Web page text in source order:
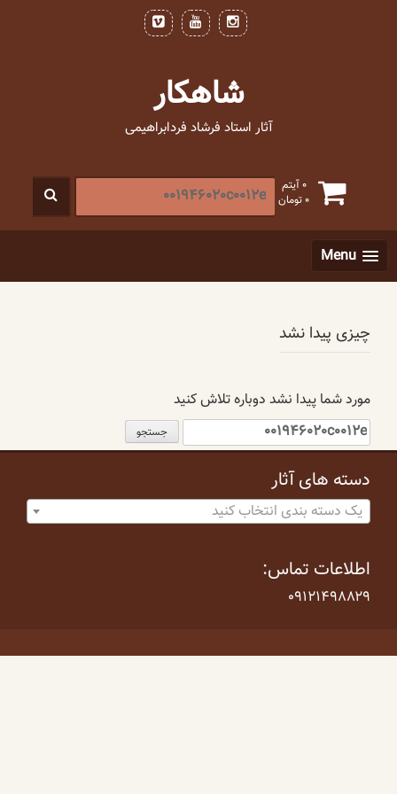
شاهکار
آثار استاد فرشاد فردابراهیمی
0 آیتم
0تومان
جستجو
برای
Menu
چیزی پیدا نشد
مورد شما پیدا نشد دوباره تلاش کنید
جستجو
برای:
دسته های آثار
یک دسته بندی انتخاب کنید
اطلاعات تماس:
۰۹۱۲۱۴۹۸۸۲۹